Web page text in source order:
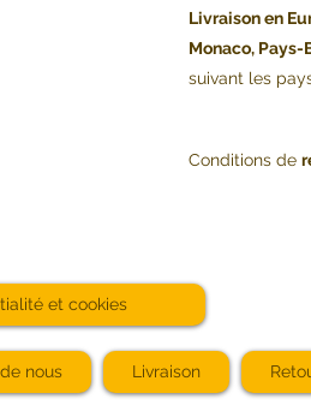
Livraison en
Monaco, Pays-
suivant les
Conditions de
et cookies
nous Livraison